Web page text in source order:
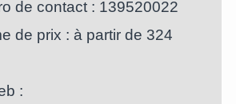
de contact : 139520022
de prix : à partir de 324
: